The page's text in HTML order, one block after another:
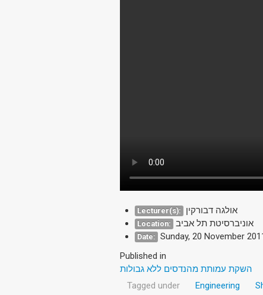
Lecturer(s): אולגה דבורקין
Location: אוניברסיטת תל אביב
Date: Sunday, 20 November
Published in
השקת עמותת מהנדסים ללא גבולות
Tagged under
Engineering